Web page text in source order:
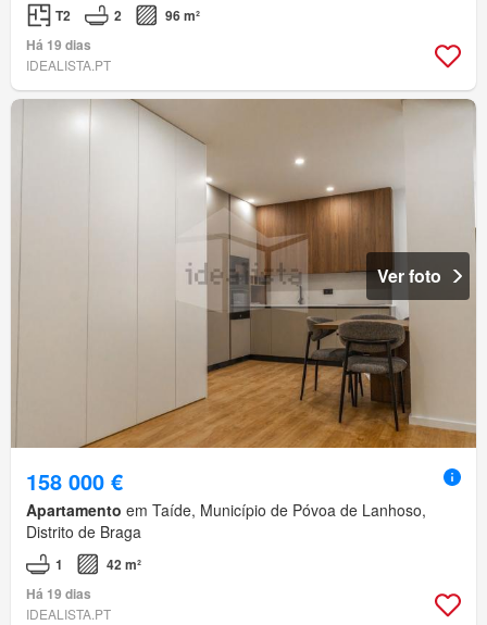
T2 2
96 m²
Há 19 dias
IDEALISTA.PT
Ver foto
158 000 €
Apartamento em Taíde, Município de Póvoa de Lanhoso,
Distrito de Braga
1
42 m²
Há 19 dias
IDEALISTA.PT